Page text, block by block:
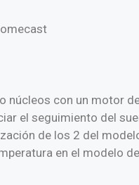
núcleos con un motor
el seguimiento del
de los 2 del
en el modelo